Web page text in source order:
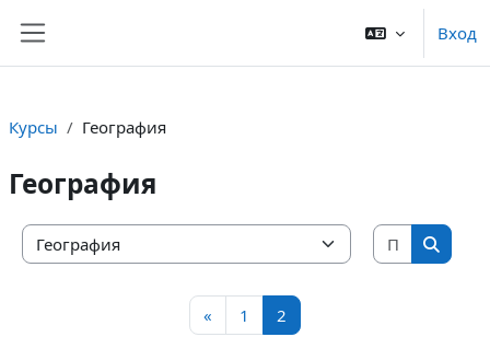
Вход
Курсы География
География
Категории курсов
Поиск
Поиск
« Предыдущая страница
1 Страница 1
2